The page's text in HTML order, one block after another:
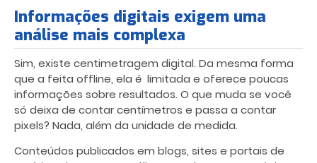
Informações digitais exigem uma
análise mais complexa
Sim, existe centimetragem digital. Da mesma forma
que a feita offline, ela é limitada e oferece poucas
informações sobre resultados. O que muda se você
só deixa de contar centímetros e passa a contar
pixels? Nada, além da unidade de medida.
Conteúdos publicados em blogs, sites e portais de